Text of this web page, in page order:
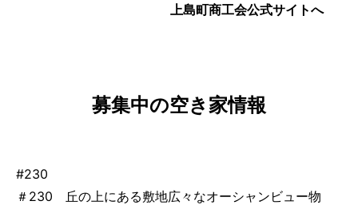
上島町商工会公式サイトへ
募集中の空き家情報
#230
＃230 丘の上にある敷地広々なオーシャンビュー物